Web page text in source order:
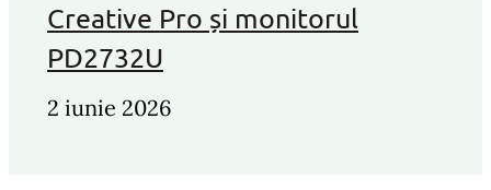
Creative Pro și monitorul
PD2732U
2 iunie 2026